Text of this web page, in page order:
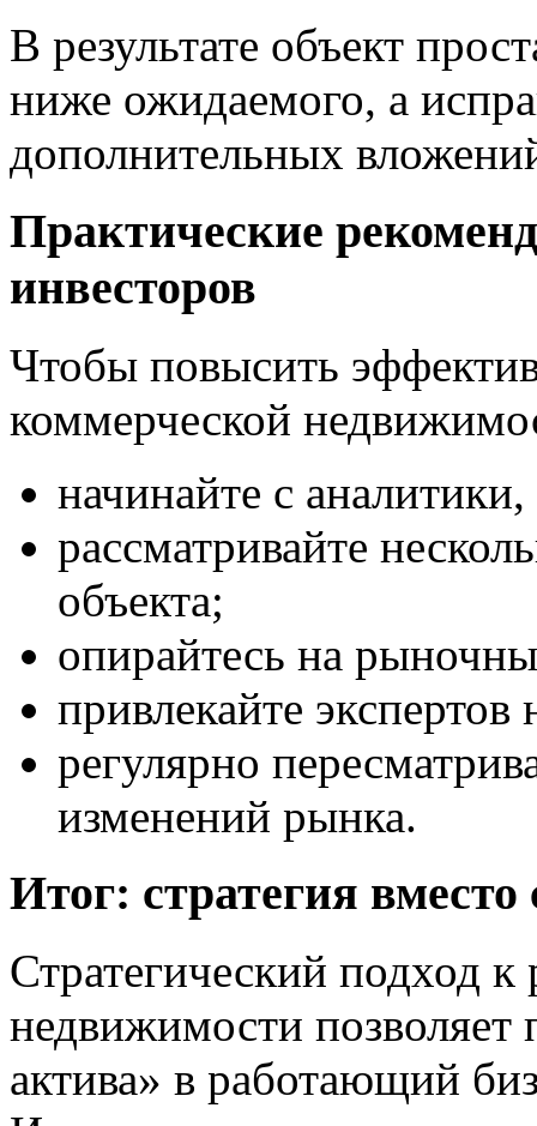
В результате объект
ниже ожидаемого, а
дополнительных
Практические
инвесторов
Чтобы повысить
коммерческой
начинайте с
рассматривайте
объекта;
опирайтесь на
привлекайте
регулярно
изменений рынка.
Итог: стратегия
Стратегический подход
недвижимости позволяет
актива» в работающий